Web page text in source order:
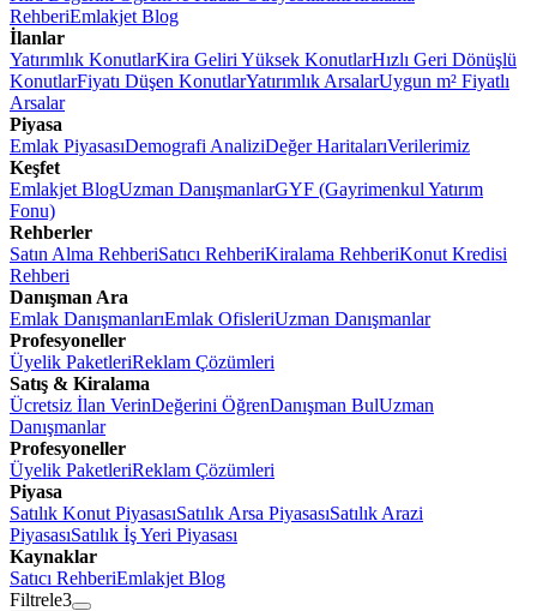
RehberiEmlakjet Blog
İlanlar
Yatırımlık KonutlarKira Geliri Yüksek KonutlarHızlı Geri Dönüşlü
KonutlarFiyatı Düşen KonutlarYatırımlık ArsalarUygun m² Fiyatlı
Arsalar
Piyasa
Emlak PiyasasıDemografi AnaliziDeğer HaritalarıVerilerimiz
Keşfet
Emlakjet BlogUzman DanışmanlarGYF (Gayrimenkul Yatırım
Fonu)
Rehberler
Satın Alma RehberiSatıcı RehberiKiralama RehberiKonut Kredisi
Rehberi
Danışman Ara
Emlak DanışmanlarıEmlak OfisleriUzman Danışmanlar
Profesyoneller
Üyelik PaketleriReklam Çözümleri
Satış & Kiralama
Ücretsiz İlan VerinDeğerini ÖğrenDanışman BulUzman
Danışmanlar
Profesyoneller
Üyelik PaketleriReklam Çözümleri
Piyasa
Satılık Konut PiyasasıSatılık Arsa PiyasasıSatılık Arazi
PiyasasıSatılık İş Yeri Piyasası
Kaynaklar
Satıcı RehberiEmlakjet Blog
Filtrele3